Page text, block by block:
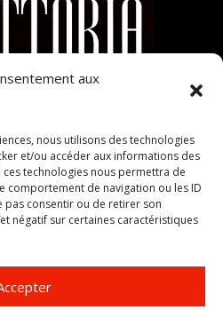
aux
nous utilisons des technologies
et/ou accéder aux informations des
technologies nous permettra de
comportement de navigation ou les ID
pas consentir ou de retirer son
négatif sur certaines caractéristiques
Avenue du Parc de la Ladrière